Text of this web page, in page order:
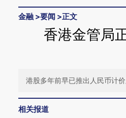
金融 >要闻 >正文
香港金管局
港股多年前早已推出人民币计
相关报道